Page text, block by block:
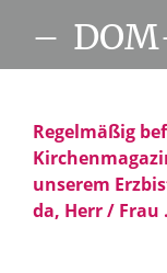
–
Regelmäßig
unserem
da, Herr / Frau